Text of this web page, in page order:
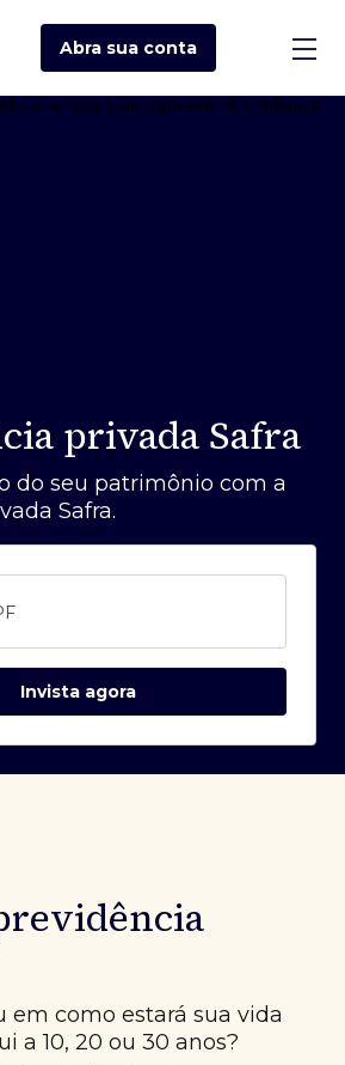
Abra sua conta
privada Safra
do seu patrimônio com a
Safra.
Invista agora
em como estará sua vida
a 10, 20 ou 30 anos?